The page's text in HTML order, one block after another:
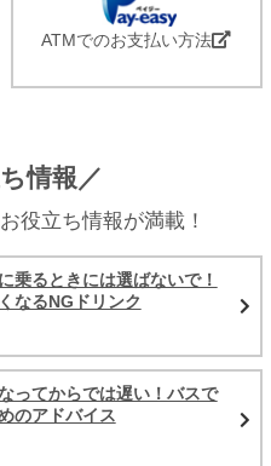
ATMでのお支払い方法
情報／
役立ち情報が満載！
乗るときには選ばないで！
なるNGドリンク
ってからでは遅い！バスで
のアドバイス